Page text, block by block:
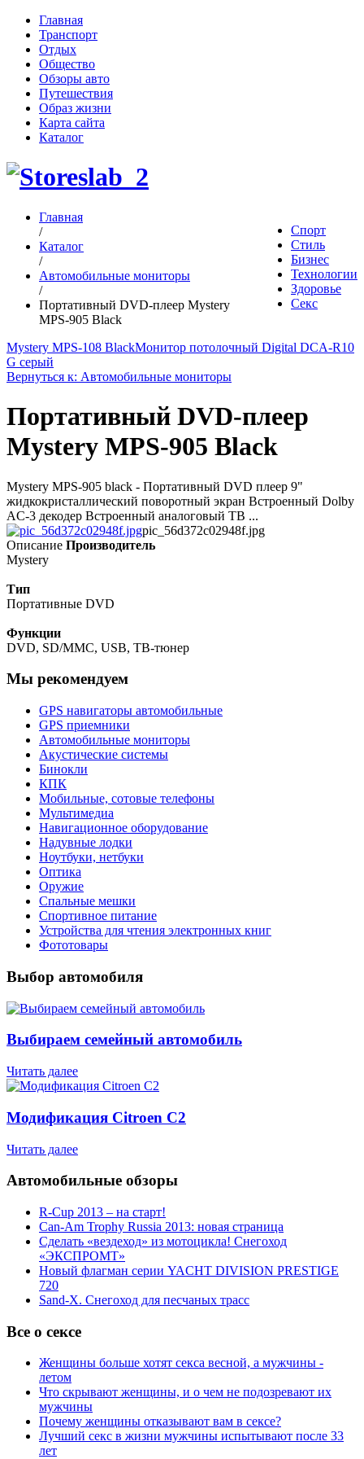
Главная
Транспорт
Отдых
Общество
Обзоры авто
Путешествия
Образ жизни
Карта сайта
Каталог
Спорт
Стиль
Бизнес
Технологии
Здоровье
Секс
Главная
/
Каталог
/
Автомобильные мониторы
/
Портативный DVD-плеер Mystery
MPS-905 Black
Mystery MPS-108 BlackМонитор потолочный Digital DCA-R10
G серый
Вернуться к: Автомобильные мониторы
Портативный DVD-плеер
Mystery MPS-905 Black
Mystery MPS-905 black - Портативный DVD плеер 9"
жидкокристаллический поворотный экран Встроенный Dolby
AC-3 декодер Встроенный аналоговый ТВ ...
pic_56d372c02948f.jpg
Описание Производитель
Mystery
Тип
Портативные DVD
Функции
DVD, SD/MMC, USB, ТВ-тюнер
Мы рекомендуем
GPS навигаторы автомобильные
GPS приемники
Автомобильные мониторы
Акустические системы
Бинокли
КПК
Мобильные, сотовые телефоны
Мультимедиа
Навигационное оборудование
Надувные лодки
Ноутбуки, нетбуки
Оптика
Оружие
Спальные мешки
Спортивное питание
Устройства для чтения электронных книг
Фототовары
Выбор автомобиля
Выбираем семейный автомобиль
Читать далее
Модификация Citroen С2
Читать далее
Автомобильные обзоры
R-Cup 2013 – на старт!
Can-Am Trophy Russia 2013: новая страница
Сделать «вездеход» из мотоцикла! Снегоход
«ЭКСПРОМТ»
Новый флагман серии YACHT DIVISION PRESTIGE
720
Sand-X. Снегоход для песчаных трасс
Все о сексе
Женщины больше хотят секса весной, а мужчины -
летом
Что скрывают женщины, и о чем не подозревают их
мужчины
Почему женщины отказывают вам в сексе?
Лучший секс в жизни мужчины испытывают после 33
лет